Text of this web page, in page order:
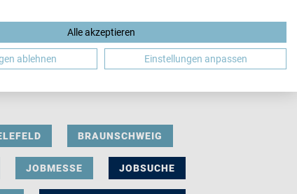
DE
BRAUNSCHWEIG
JOBMESSE JOBSUCHE
Alle akzeptieren
ablehnen Einstellungen anpassen